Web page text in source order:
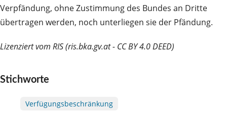
Verpfändung, ohne Zustimmung des Bundes an Dritte
übertragen werden, noch unterliegen sie der Pfändung.
Lizenziert vom RIS (ris.bka.gv.at - CC BY 4.0 DEED)
Stichworte
Verfügungsbeschränkung